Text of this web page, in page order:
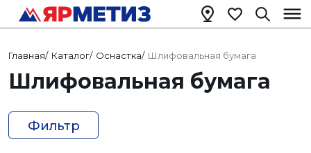
Главная/ Каталог/ Оснастка/ Шлифовальная бумага
Шлифовальная бумага
Фильтр